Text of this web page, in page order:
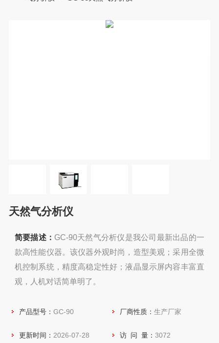
天然气分析仪
简要描述： GC-90天然气分析仪是我公司最新出品的一
款高性能仪器。该仪器外观时尚，造型美观；采用全微
机控制系统，精度高稳定性好；液晶显示屏内容丰富直
观，人机对话简单明了。
产品型号： GC-90 厂商性质： 生产厂家
更新时间： 2026-07-28 访 问 量： 3072